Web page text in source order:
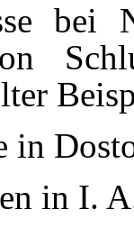
bei
in
in I.